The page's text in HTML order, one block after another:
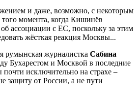
и даже, возможно, с некоторым
того момента, когда Кишинёв
ассоциации с ЕС, поскольку за этим
жёсткая реакция Москвы...
румынская журналистка Сабина
Бухарестом и Москвой в последние
исключительно на страхе –
защиту от России, а не пути